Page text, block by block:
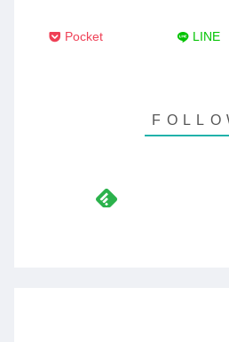
Pocket LINE